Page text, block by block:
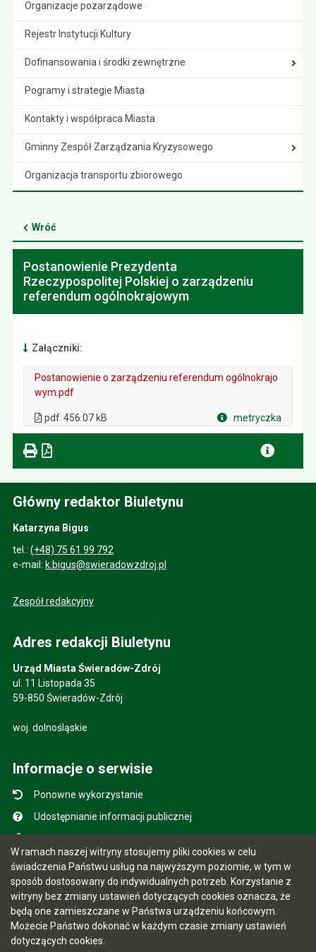
W ramach naszej witryny stosujemy pliki cookies w celu
świadczenia Państwu usług na najwyższym poziomie, w tym w
sposób dostosowany do indywidualnych potrzeb. Korzystanie z
witryny bez zmiany ustawień dotyczących cookies oznacza, że
będą one zamieszczane w Państwa urządzeniu końcowym.
Możecie Państwo dokonać w każdym czasie zmiany ustawień
dotyczących cookies.
Organizacje pozarządowe
Rejestr Instytucji Kultury
Dofinansowania i środki zewnętrzne
Pogramy i strategie Miasta
Kontakty i współpraca Miasta
Gminny Zespół Zarządzania Kryzysowego
Organizacja transportu zbiorowego
Wróć
Postanowienie Prezydenta
Rzeczypospolitej Polskiej o zarządzeniu
referendum ogólnokrajowym
Załączniki:
Postanowienie o zarządzeniu referendum ogólnokrajo
wym.pdf
pdf 456.07 kB metryczka
Główny redaktor Biuletynu
Katarzyna Bigus
tel.: (+48) 75 61 99 792
e-mail: k.bigus@swieradowzdroj.pl
Zespół redakcyjny
Adres redakcji Biuletynu
Urząd Miasta Świeradów-Zdrój
ul. 11 Listopada 35
59-850 Świeradów-Zdrój
woj. dolnośląskie
Informacje o serwisie
Ponowne wykorzystanie
Udostępnianie informacji publicznej
Instrukcja obsługi
Statystyki oglądalności
Ostatnio dodane
Ostatnia aktualizacja BIP: 07.08.2026 12:29